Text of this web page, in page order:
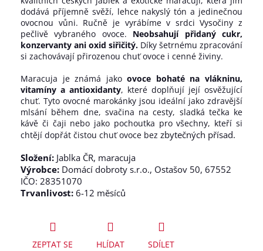
dodává příjemně svěží, lehce nakyslý tón a jedinečnou
ovocnou vůni. Ručně je vyrábíme v srdci Vysočiny z
pečlivě vybraného ovoce. Neobsahují přidaný cukr,
konzervanty ani oxid siřičitý. Díky šetrnému zpracování
si zachovávají přirozenou chuť ovoce i cenné živiny.
Maracuja je známá jakoovoce bohaté na vlákninu,
vitamíny a antioxidanty, které doplňují její osvěžující
chuť. Tyto ovocné marokánky jsou ideální jako zdravější
mlsání během dne, svačina na cesty, sladká tečka ke
kávě či čaji nebo jako pochoutka pro všechny, kteří si
chtějí dopřát čistou chuť ovoce bez zbytečných přísad.
Složení: Jablka ČR, maracuja
Výrobce: Domácí dobroty s.r.o., Ostašov 50, 67552
IČO: 28351070
Trvanlivost: 6-12 měsíců
ZEPTAT SE HLÍDAT SDÍLET